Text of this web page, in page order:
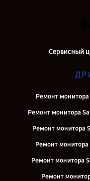
Сервисный
Ремонт монитора
Ремонт монитора
Ремонт монитора
Ремонт монитора
Ремонт монитора
Ремонт